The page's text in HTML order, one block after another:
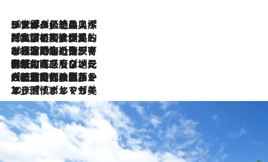
2026.8.8
リスボンの絶品スイーツ「パステル・デ・ナタ」とは？ポルトガル伝統の奥深い世界へ
2026.7.27
「私の祖国はポルトガル語です」国民的詩人フェルナンド・ペソアと、彼が愛した文学の街を歩く
2026.7.26
ポルトガル近海が育む極上の海の幸。キリリと冷えた白ワインと愉しむ、シーフード専門店の贅沢
2026.7.22
伝統の味をモダンに昇華。高感度な地元客が集う、リスボンの最旬ガストロノミー
2026.7.21
大航海時代の栄華から、震災、独裁、そして革命へ。ポルトガル・首都リスボンの石畳に刻まれた「歴史の光と影」
2026.7.13
エッセイ・ヤマザキマリ「慎ましくも美しき国 ポルトガル」